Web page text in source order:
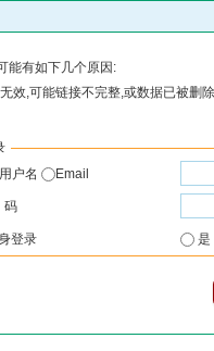
能有如下几个原因:
效,可能链接不完整,或数据已被删
用户名
Email
码
登录